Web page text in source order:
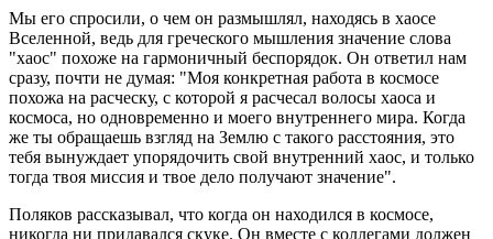
Мы его спросили, о чем он размышлял, находясь в хаосе
Вселенной, ведь для греческого мышления значение слова
"хаос" похоже на гармоничный беспорядок. Он ответил нам
сразу, почти не думая: "Моя конкретная работа в космосе
похожа на расческу, с которой я расчесал волосы хаоса и
космоса, но одновременно и моего внутреннего мира. Когда
же ты обращаешь взгляд на Землю с такого расстояния, это
тебя вынуждает упорядочить свой внутренний хаос, и только
тогда твоя миссия и твое дело получают значение".
Поляков рассказывал, что когда он находился в космосе,
никогда ни придавался скуке. Он вместе с коллегами должен